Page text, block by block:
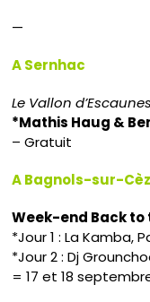
—
A Sernhac
Le Vallon d’Escaunes
*Mathis Haug &
– Gratuit
A Bagnols-sur-
Week-end Back to
*Jour 1 : La Kamba,
*Jour 2 : Dj
= 17 et 18